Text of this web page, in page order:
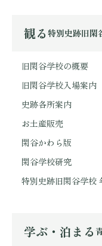
観る 特別史跡旧閑
旧閑谷学校の概要
旧閑谷学校入場案内
史跡各所案内
お土産販売
閑谷かわら版
閑谷学校研究
特別史跡旧閑谷学校
学ぶ・泊まる